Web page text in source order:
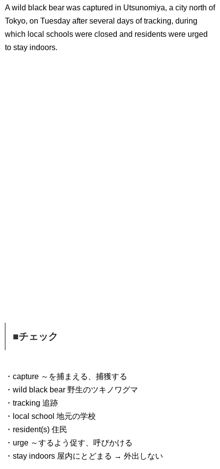
A wild black bear was captured in Utsunomiya, a city north of
Tokyo, on Tuesday after several days of tracking, during
which local schools were closed and residents were urged
to stay indoors.
■チェック
・capture ～を捕まえる、捕獲する
・wild black bear 野生のツキノワグマ
・tracking 追跡
・local school 地元の学校
・resident(s) 住民
・urge ～するよう促す、呼びかける
・stay indoors 屋内にとどまる → 外出しない